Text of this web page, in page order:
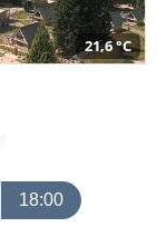
21,6 °C
18:00